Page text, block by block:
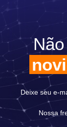
Deixe seu e-
Nossa